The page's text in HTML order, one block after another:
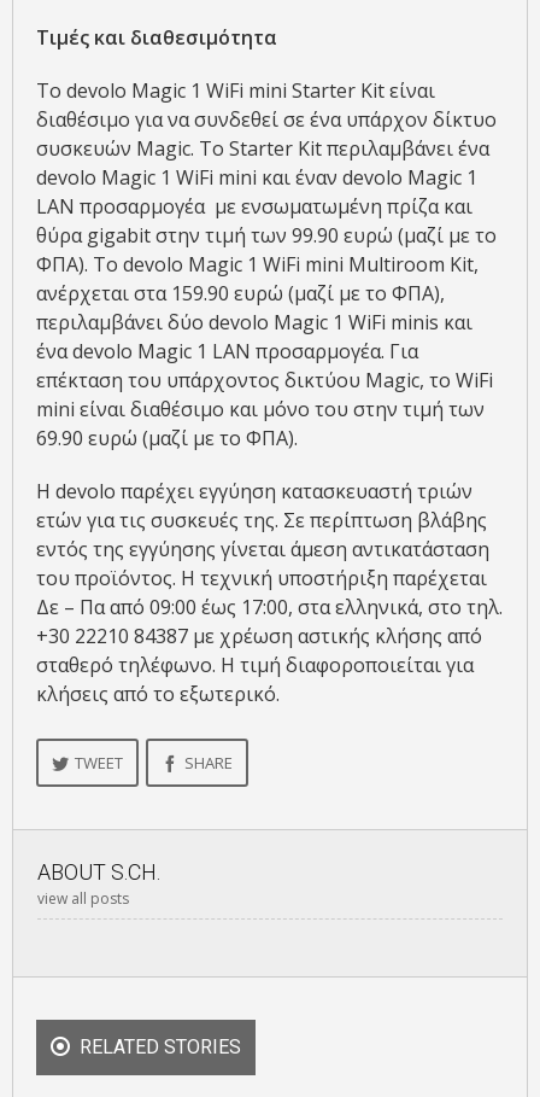
Τιμές και διαθεσιμότητα
Το devolo Magic 1 WiFi mini Starter Kit είναι
διαθέσιμο για να συνδεθεί σε ένα υπάρχον δίκτυο
συσκευών Magic. Το Starter Kit περιλαμβάνει ένα
devolo Magic 1 WiFi mini και έναν devolo Magic 1
LAN προσαρμογέα με ενσωματωμένη πρίζα και
θύρα gigabit στην τιμή των 99.90 ευρώ (μαζί με το
ΦΠΑ). Το devolo Magic 1 WiFi mini Multiroom Kit,
ανέρχεται στα 159.90 ευρώ (μαζί με το ΦΠΑ),
περιλαμβάνει δύο devolo Magic 1 WiFi minis και
ένα devolo Magic 1 LAN προσαρμογέα. Για
επέκταση του υπάρχοντος δικτύου Magic, το WiFi
mini είναι διαθέσιμο και μόνο του στην τιμή των
69.90 ευρώ (μαζί με το ΦΠΑ).
Η devolo παρέχει εγγύηση κατασκευαστή τριών
ετών για τις συσκευές της. Σε περίπτωση βλάβης
εντός της εγγύησης γίνεται άμεση αντικατάσταση
του προϊόντος. Η τεχνική υποστήριξη παρέχεται
Δε – Πα από 09:00 έως 17:00, στα ελληνικά, στο τηλ.
+30 22210 84387 με χρέωση αστικής κλήσης από
σταθερό τηλέφωνο. Η τιμή διαφοροποιείται για
κλήσεις από το εξωτερικό.
TWEET SHARE
ABOUT S.CH.
view all posts
RELATED STORIES